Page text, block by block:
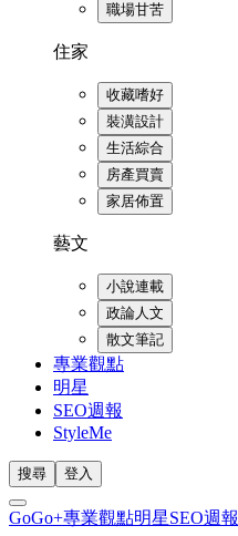
職場甘苦
住家
收藏嗜好
裝潢設計
生活綜合
房產買賣
家居佈置
藝文
小說連載
政論人文
散文筆記
專業觀點
明星
SEO週報
StyleMe
搜尋 登入
GoGo+專業觀點明星SEO週報